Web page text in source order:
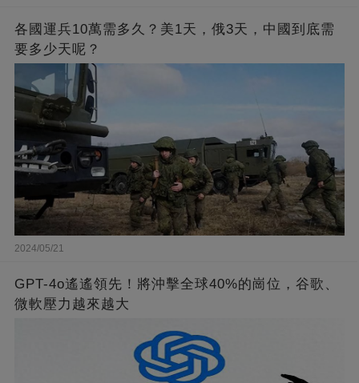
各國運兵10萬需多久？美1天，俄3天，中國到底需
要多少天呢？
2024/05/21
GPT-4o遙遙領先！將沖擊全球40%的崗位，谷歌、
微軟壓力越來越大